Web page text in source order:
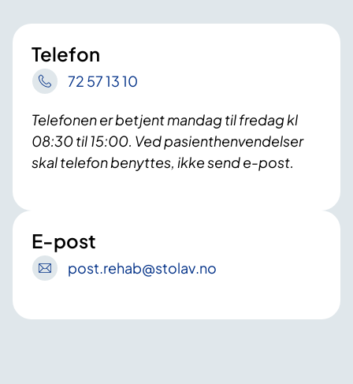
Telefon
72 57 13 10
Telefonen er betjent mandag til fredag kl
08:30 til 15:00. Ved pasienthenvendelser
skal telefon benyttes, ikke send e-post.
E-post
post.rehab@stolav.no